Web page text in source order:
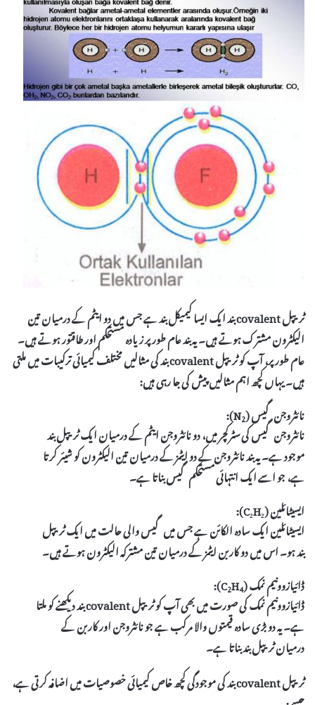
ٹریپل covalent بند ایک ایسا کیمیکل بند ہے جس میں دو ایٹم کے درمیان تین
الیکٹرونمشترک ہوتے ہیں۔ یہ بند عام طور پر زیادہ مستحکم اور طاقتور ہوتے ہیں۔
عام طور پر، آپ کو ٹریپل covalent بند کی مثالیں مختلف کیمیائی ترکیبات میں ملتی
ہیں۔ یہاں کچھ اہم مثالیں پیش کی جا رہی ہیں:
نائٹروجن گیس (N2
)
:
نائٹروجن گیس کی سٹرکچر میں، دو نائٹروجن ایٹم کے درمیان ایک ٹریپل بند
موجود ہے۔ یہ بند نائٹروجن کے دو ایٹمز کے درمیان تین الیکٹرون کو شیئر کرتا
ہے، جو اسے ایک انتہائی مستحکم گیس بناتا ہے۔
ایسیٹائلین (C₂H₂)
:
ایسیٹائلین ایک سادہ الکائن ہے جس میں گیس والی حالت میں ایک ٹریپل
بند ہو۔ اس میں دو کاربن ایٹمز کے درمیان تین مشترکہ الیکٹرون ہوتے ہیں۔
ڈائیازوونیم نمک (C
2H4
)
:
ڈائیازوونیم نمک کی صورت میں بھی آپ کو ٹریپل covalent بند دیکھنے کو ملتا
ہے۔ یہ دو بڑی سادہ قیمتوں والا مرکب ہے جو نائٹروجن اور کاربن کے
درمیان ٹریپل بند بناتا ہے۔
ٹریپل covalent بند کی موجودگی کچھ خاص کیمیائی خصوصیات میں اضافہ کرتی ہے،